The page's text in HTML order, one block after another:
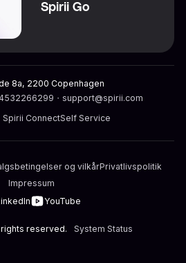
Spirii Go
8a, 2200 Copenhagen
・ support@spirii.com
Spirii ConnectSelf Service
og vilkårPrivatlivspolitik
Impressum
YouTube
reserved. System Status